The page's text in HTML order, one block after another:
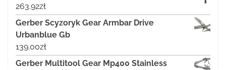
263.92zł
Gerber Scyzoryk Gear Armbar Drive
Urbanblue Gb
139.00zł
Gerber Multitool Gear Mp400 Stainless